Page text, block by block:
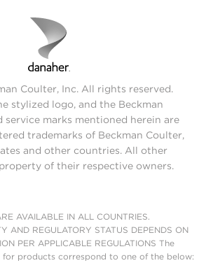
Coulter, Inc. All rights reserved.
stylized logo, and the Beckman
marks mentioned herein are
trademarks of Beckman Coulter,
and other countries. All other
of their respective owners.
AVAILABLE IN ALL COUNTRIES.
AND REGULATORY STATUS DEPENDS ON
PER APPLICABLE REGULATIONS The
products correspond to one of the below: